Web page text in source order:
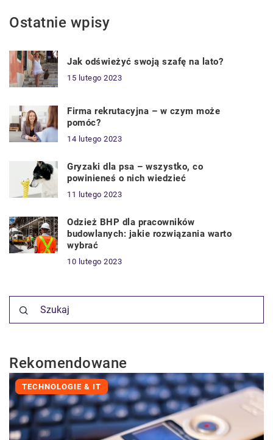
Ostatnie wpisy
Jak odświeżyć swoją szafę na lato?
15 lutego 2023
Firma rekrutacyjna – w czym może
pomóc?
14 lutego 2023
Gryzaki dla psa – wszystko, co
powinieneś o nich wiedzieć
11 lutego 2023
Odzież BHP dla pracowników
budowlanych: jakie rozwiązania warto
wybrać
10 lutego 2023
Rekomendowane
TECHNOLOGIE & IT